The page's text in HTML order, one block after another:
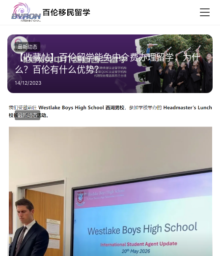
【收藏帖】百伦留学能免中介费办理留学，为什
么？百伦有什么优势？
14/12/2023
最新动态
最新动态